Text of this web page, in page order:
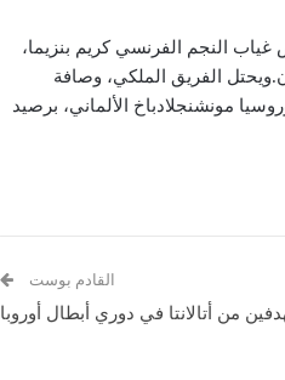
غياب النجم الفرنسي كريم بنزيما،
الفريق الملكي، وصافة
ويتصدر بوروسيا مونشنجلادباخ الألماني، برصيد
القادم بوست
من أتالانتا في دوري أبطال أوروبا